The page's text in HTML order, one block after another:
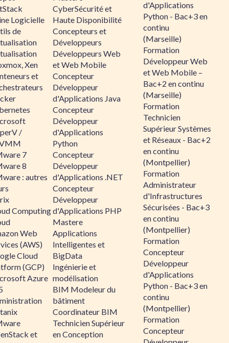
Logicielle
de
Xen
et
/
7
8
: autres
Computing
Web
(AWS)
Cloud
(GCP)
Azure
et
CyberSécurité et
Haute Disponibilité
Concepteurs et
Développeurs
Développeurs Web
et Web Mobile
Concepteur
Développeur
d'Applications Java
Concepteur
Développeur
d'Applications
Python
Concepteur
Développeur
d'Applications .NET
Concepteur
Développeur
d'Applications PHP
Mastere
Applications
Intelligentes et
BigData
Ingénierie et
modélisation
BIM Modeleur du
bâtiment
Coordinateur BIM
Technicien Supérieur
en Conception
d'Applications
Python - Bac+3 en
continu
(Marseille)
Formation
Développeur Web
et Web Mobile –
Bac+2 en continu
(Marseille)
Formation
Technicien
Supérieur Systèmes
et Réseaux - Bac+2
en continu
(Montpellier)
Formation
Administrateur
d'Infrastructures
Sécurisées - Bac+3
en continu
(Montpellier)
Formation
Concepteur
Développeur
d'Applications
Python - Bac+3 en
continu
(Montpellier)
Formation
Concepteur